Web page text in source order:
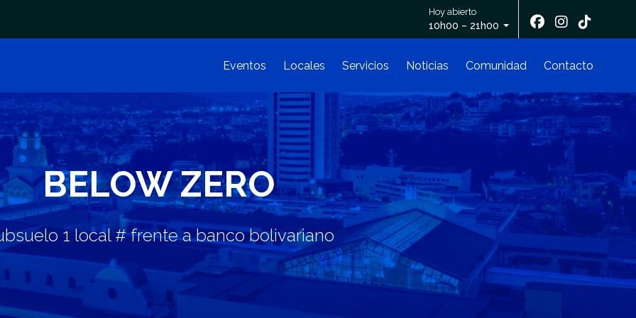
Hoy abierto
10h00 – 21h00
Eventos Locales Servicios Noticias Comunidad Contacto
BELOW ZERO
1 local # frente a banco bolivariano